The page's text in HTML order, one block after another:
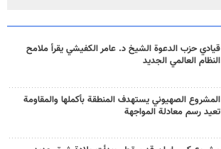
قيادي حزب الدعوة الشيخ د. عامر الكفيشي يقرأ ملامح
النظام العالمي الجديد
المشروع الصهيوني يستهدف المنطقة بأكملها والمقاومة
تعيد رسم معادلة المواجهة